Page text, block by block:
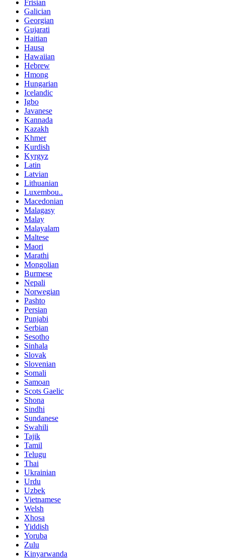
Frisian
Galician
Georgian
Gujarati
Haitian
Hausa
Hawaiian
Hebrew
Hmong
Hungarian
Icelandic
Igbo
Javanese
Kannada
Kazakh
Khmer
Kurdish
Kyrgyz
Latin
Latvian
Lithuanian
Luxembou..
Macedonian
Malagasy
Malay
Malayalam
Maltese
Maori
Marathi
Mongolian
Burmese
Nepali
Norwegian
Pashto
Persian
Punjabi
Serbian
Sesotho
Sinhala
Slovak
Slovenian
Somali
Samoan
Scots Gaelic
Shona
Sindhi
Sundanese
Swahili
Tajik
Tamil
Telugu
Thai
Ukrainian
Urdu
Uzbek
Vietnamese
Welsh
Xhosa
Yiddish
Yoruba
Zulu
Kinyarwanda